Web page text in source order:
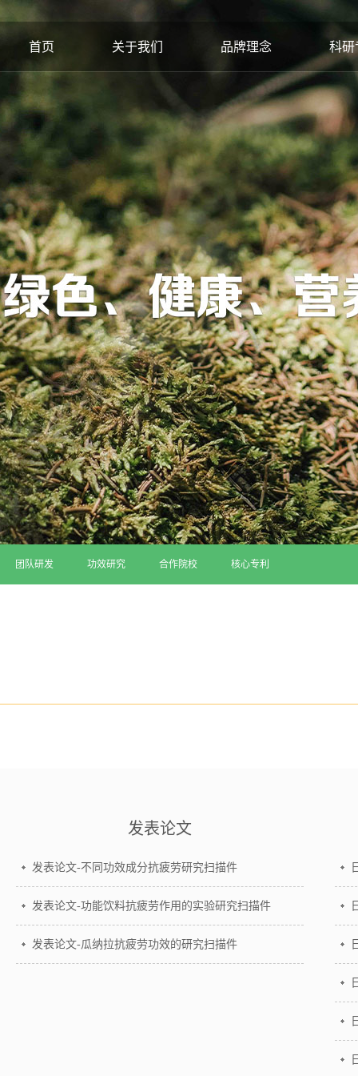
首页 关于我们 品牌理念 科研
团队研发 功效研究 合作院校 核心专利
发表论文
发表论文-不同功效成分抗疲劳研究扫描件
发表论文-功能饮料抗疲劳作用的实验研究扫描件
发表论文-瓜纳拉抗疲劳功效的研究扫描件